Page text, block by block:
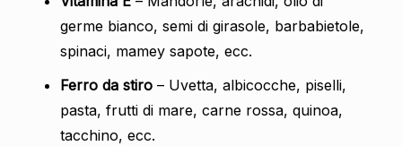
germe bianco, semi di girasole, barbabietole,
spinaci, mamey sapote, ecc.
Ferro da stiro– Uvetta, albicocche, piselli,
pasta, frutti di mare, carne rossa, quinoa,
tacchino, ecc.